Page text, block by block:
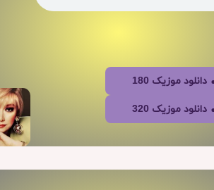
دانلود موزیک 180
دانلود موزیک 320